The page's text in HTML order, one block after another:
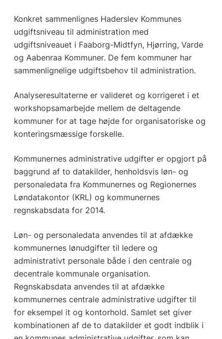
Konkret sammenlignes Haderslev Kommunes
udgiftsniveau til administration med
udgiftsniveauet i Faaborg-Midtfyn, Hjørring, Varde
og Aabenraa Kommuner. De fem kommuner har
sammenlignelige udgiftsbehov til administration.
Analyseresultaterne er valideret og korrigeret i et
workshopsamarbejde mellem de deltagende
kommuner for at tage højde for organisatoriske og
konteringsmæssige forskelle.
Kommunernes administrative udgifter er opgjort på
baggrund af to datakilder, henholdsvis løn- og
personaledata fra Kommunernes og Regionernes
Løndatakontor (KRL) og kommunernes
regnskabsdata for 2014.
Løn- og personaledata anvendes til at afdække
kommunernes lønudgifter til ledere og
administrativt personale både i den centrale og
decentrale kommunale organisation.
Regnskabsdata anvendes til at afdække
kommunernes centrale administrative udgifter til
for eksempel it og kontorhold. Samlet set giver
kombinationen af de to datakilder et godt indblik i